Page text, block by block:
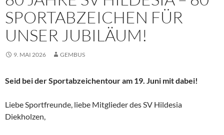
SPORTABZEICHEN FÜR
UNSER JUBILÄUM!
9. MAI 2026 GEMBUS
Seid bei der Sportabzeichentour am 19. Juni mit dabei!
Liebe Sportfreunde, liebe Mitglieder des SV Hildesia
Diekholzen,